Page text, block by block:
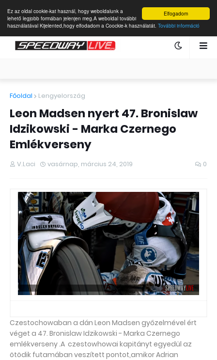
Elfogadom
Ez az oldal cookie-kat használ, hogy weboldalunk a
lehető legjobb formában jelenjen meg.A weboldal további
használatával Kijelented,hogy elfodadom a Coockie-k használatát. További információ
Főoldal Lengyelország
Leon Madsen nyert 47. Bronislaw
Idzikowski - Marka Czernego
Emlékverseny
V.Laci vasárnap, március 24, 2019 0
Czestochowaban a dán Leon Madsen győzelmével ért
véget a 47. Bronislaw Idzikowski - Marka Czernego
emlékverseny .A czestowhowai kapitányt egyedül az
ötödik futamában veszített pontot,amikor Adrian